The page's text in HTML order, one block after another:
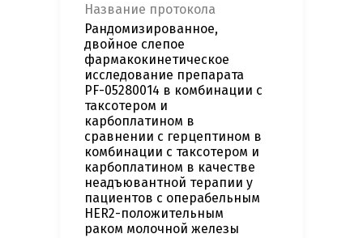
Название протокола
Рандомизированное,
двойное слепое
фармакокинетическое
исследование препарата
PF-05280014 в комбинации с
таксотером и
карбоплатином в
сравнении с герцептином в
комбинации с таксотером и
карбоплатином в качестве
неадъювантной терапии у
пациентов с операбельным
HER2-положительным
раком молочной железы